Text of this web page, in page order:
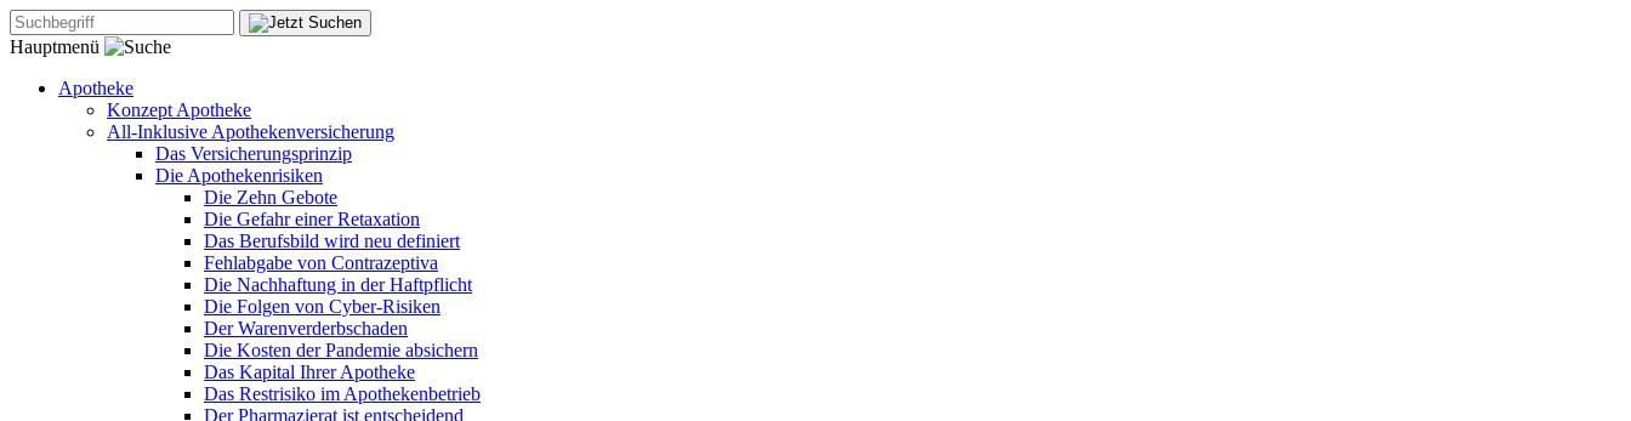
Hauptmenü
Apotheke
Konzept Apotheke
All-Inklusive Apothekenversicherung
Das Versicherungsprinzip
Die Apothekenrisiken
Die Zehn Gebote
Die Gefahr einer Retaxation
Das Berufsbild wird neu definiert
Fehlabgabe von Contrazeptiva
Die Nachhaftung in der Haftpflicht
Die Folgen von Cyber-Risiken
Der Warenverderbschaden
Die Kosten der Pandemie absichern
Das Kapital Ihrer Apotheke
Das Restrisiko im Apothekenbetrieb
Der Pharmazierat ist entscheidend